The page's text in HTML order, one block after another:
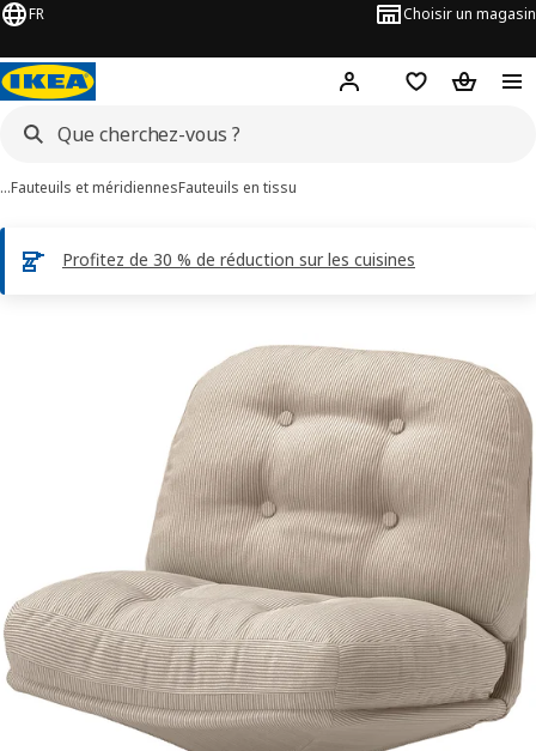
FR Choisir un magasin
Hej ! Connectez-vous
FavorisPanier
…Fauteuils et méridiennesFauteuils en tissu
Profitez de 30 % de réduction sur les cuisines